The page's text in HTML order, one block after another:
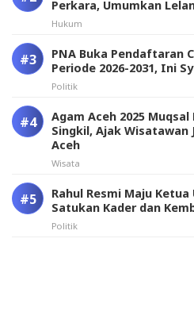
Perkara, Umumkan
Hukum
PNA Buka Pendaftaran
Periode 2026-2031, Ini
Politik
Agam Aceh 2025
Singkil, Ajak Wisatawan
Aceh
Wisata
Rahul Resmi Maju
Satukan Kader dan
Politik